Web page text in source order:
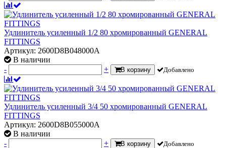
Удлинитель усиленный 1/2 80 хромированный GENERAL
FITTINGS
Артикул: 2600D8B048000A
В наличии
-
+ В корзину Добавлено
Удлинитель усиленный 3/4 50 хромированный GENERAL
FITTINGS
Артикул: 2600D8B055000A
В наличии
-
+ В корзину Добавлено